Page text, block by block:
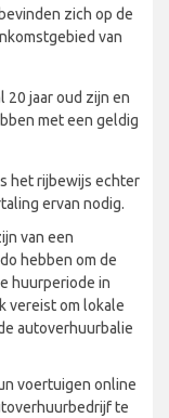
zich op de
van
20 jaar oud zijn en
met een geldig
het rijbewijs echter
ervan nodig.
van een
hebben om de
huurperiode in
vereist om lokale
autoverhuurbalie
voertuigen online
te